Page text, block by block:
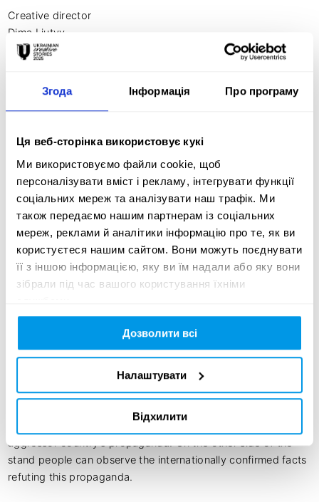
Згода Інформація Про програму
Ця веб-сторінка використовує кукі
Ми використовуємо файли cookie, щоб
персоналізувати вміст і рекламу, інтегрувати функції
соціальних мереж та аналізувати наш трафік. Ми
також передаємо нашим партнерам із соціальних
мереж, реклами й аналітики інформацію про те, як ви
користуєтеся нашим сайтом. Вони можуть поєднувати
її з іншою інформацією, яку ви їм надали або яку вони
зібрали під час вашого користування їхніми
Дозволити всі
Налаштувати
Відхилити
Creative director
Dima Liutyy
Leonid Nakonechnyi
Seva M.
Copywritter
Danylo T.
Креативна ідея:
Behind the wall of russian lies
Even today, many people in Latvia still believes in russian
propaganda shown on TV
Solution:
front of the Russian embassy with popular theses of the
aggressor country's propaganda. On the other side of the
stand people can observe the internationally confirmed facts
refuting this propaganda.